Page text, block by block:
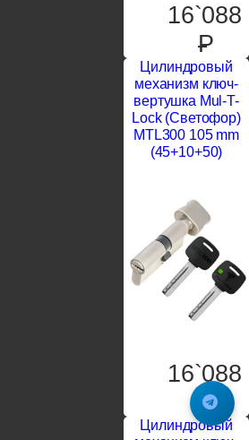
16`088
P
Цилиндровый
механизм ключ-
вертушка Mul-T-
Lock (Светофор)
MTL300 105 mm
(45+10+50)
16`088
P
Цилиндровый